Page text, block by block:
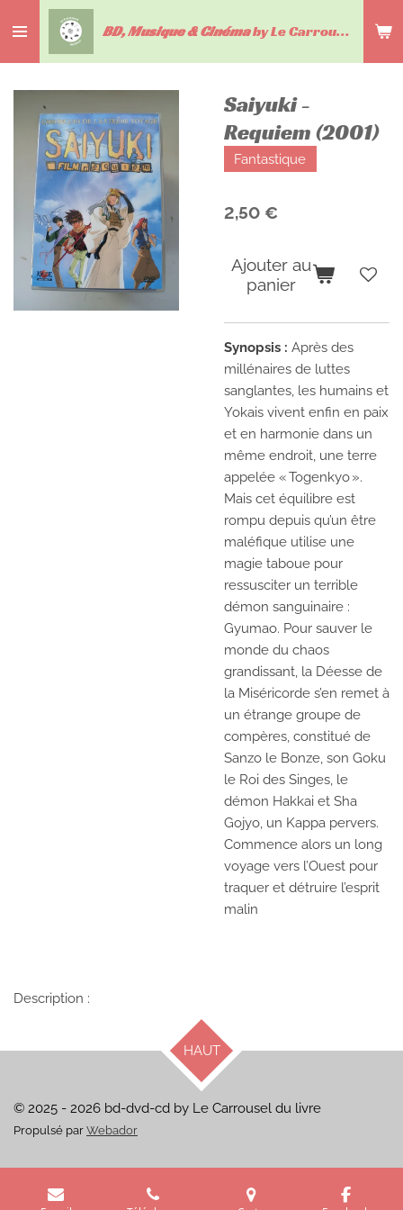
au
contenu
BD, Musique & Cinémaby Le Carrousel du livre
Saiyuki -
Requiem (2001)
Fantastique
2,50 €
Ajouter au
panier
Synopsis : Après des
millénaires de luttes
sanglantes, les humains et
Yokais vivent enfin en paix
et en harmonie dans un
même endroit, une terre
appelée « Togenkyo ».
Mais cet équilibre est
rompu depuis qu’un être
maléfique utilise une
magie taboue pour
ressusciter un terrible
démon sanguinaire :
Gyumao. Pour sauver le
monde du chaos
grandissant, la Déesse de
la Miséricorde s’en remet à
un étrange groupe de
compères, constitué de
Sanzo le Bonze, son Goku
le Roi des Singes, le
démon Hakkai et Sha
Gojyo, un Kappa pervers.
Commence alors un long
voyage vers l’Ouest pour
traquer et détruire l’esprit
malin
Description :
HAUT
© 2025 - 2026 bd-dvd-cd by Le Carrousel du livre
Propulsé par Webador